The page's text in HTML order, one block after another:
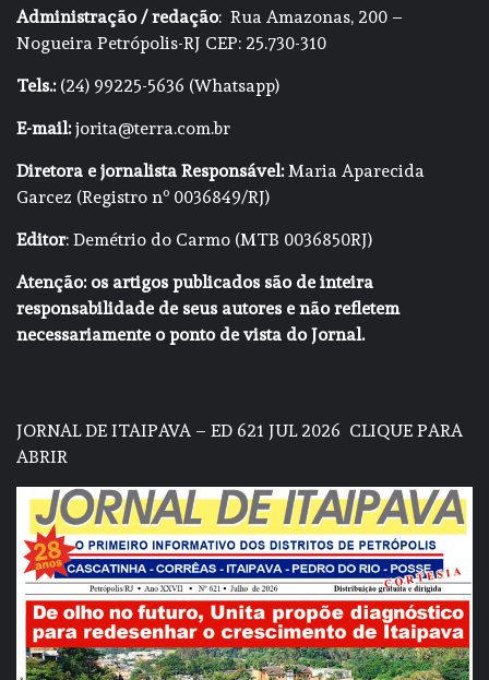
Administração / redação: Rua Amazonas, 200 –
Nogueira Petrópolis-RJ CEP: 25.730-310
Tels.:(24) 99225-5636 (Whatsapp)
E-mail:jorita@terra.com.br
Diretora e jornalista Responsável:Maria Aparecida
Garcez (Registro nº 0036849/RJ)
Editor: Demétrio do Carmo (MTB 0036850RJ)
Atenção: os artigos publicados são de inteira
responsabilidade de seus autores e não refletem
necessariamente o ponto de vista do Jornal.
JORNAL DE ITAIPAVA – ED 621 JUL 2026 CLIQUE PARA
ABRIR